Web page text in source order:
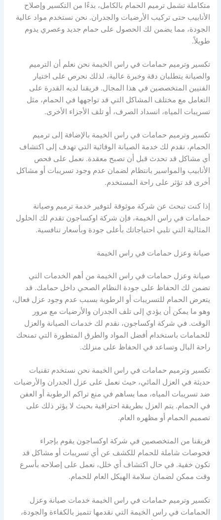
متكاملة تشمل ترميم الحمام بالكامل، بدءًا من التكسير وإصلاح
الأنابيب حتى تركيب الأرضيات والجدران. نحن نستخدم مواد عالية
الجودة، مما يضمن لك الحصول على حمام جديد وعصري يدوم
طويلاً.
تكسير وترميم حمامات في راس الخيمة نحن نعلم أن الترميم
والصيانة يتطلبان دقة وخبرة عالية، لذلك نحرص على اختيار
الفنيين المتخصصين في هذا المجال. فريقنا لديه القدرة على
التعامل مع مختلف المشاكل التي قد تواجهها في الحمام، مثل
تسريبات المياه، انسداد الصرف، أو تلف الأجزاء الأخرى.
تكسير وترميم حمامات في راس الخيمة بالإضافة إلى ترميم
الحمام، نقدم لك خدمة الصيانة الوقائية التي تهدف إلى اكتشاف
أي مشاكل قد تحدث قبل أن تصبح معقدة. نعمل على فحص
الأنابيب والمواسير بانتظام لضمان عدم وجود تسريبات أو مشاكل
أخرى قد تؤثر على راحة المستخدم.
إذا كنت تبحث عن شركة موثوقة لتوفير خدمة ترميم وصيانة
حمامات في راس الخيمة، فإن شركة اوكساجون تقدم لك الحلول
المثالية التي تلبي احتياجاتك بأعلى جودة وبأسعار تنافسية.
صيانة وعزل حمامات في راس الخيمة
صيانة وعزل حمامات في راس الخيمة من أهم الخدمات التي
تضمن لك الحفاظ على جودة النظام الصحي داخل حمامك. قد
يتعرض الحمام للتسريبات أو الرطوبة بسبب عدم وجود عزل فعال،
وهو ما يمكن أن يؤدي إلى تلف الجدران والأرضيات مع مرور
الوقت. في شركة اوكساجون، نقدم لك خدمات الصيانة والعزل
للحمامات باستخدام أفضل المواد والطرق المتطورة التي تمنحك
راحة البال وتساعد في الحفاظ على منزلك.
تكسير وترميم حمامات في راس الخيمة نحن نستخدم تقنيات
حديثة في العزل المائي، حيث نعمل على عزل الجدران والأرضيات
ضد تسريبات المياه، مما يساهم في منع تراكم الرطوبة أو العفن
في الحمام. يتم العزل بطريقة احترافية بحيث لا يؤثر ذلك على
تصميم الحمام أو مظهره العام.
فريقنا من المتخصصين في شركة اوكساجون يقوم بإجراء
فحوصات شاملة للحمام للكشف عن أي تسريبات أو مشاكل قد
تكون خفية. في حال اكتشاف أي خلل، نعمل على إصلاحه بأسرع
وقت ممكن لضمان سلامة الهيكل العام للحمام.
تكسير وترميم حمامات في راس الخيمة خدمات صيانة وعزل
الحمامات في راس الخيمة التي نقدمها تتميز بالكفاءة والجودة،